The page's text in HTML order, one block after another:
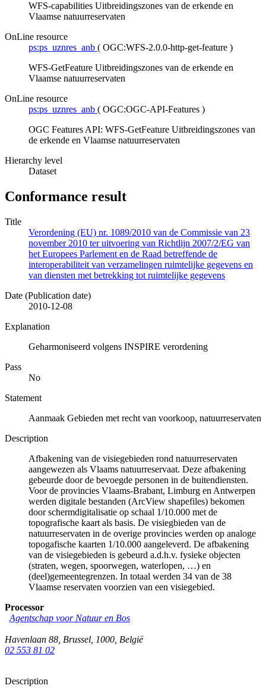
WFS-capabilities Uitbreidingszones van de erkende en
Vlaamse natuurreservaten
OnLine resource
ps:ps_uznres_anb ( OGC:WFS-2.0.0-http-get-feature )
WFS-GetFeature Uitbreidingszones van de erkende en
Vlaamse natuurreservaten
OnLine resource
ps:ps_uznres_anb ( OGC:OGC-API-Features )
OGC Features API: WFS-GetFeature Uitbreidingszones van
de erkende en Vlaamse natuurreservaten
Hierarchy level
Dataset
Conformance result
Title
Verordening (EU) nr. 1089/2010 van de Commissie van 23
november 2010 ter uitvoering van Richtlijn 2007/2/EG van
het Europees Parlement en de Raad betreffende de
interoperabiliteit van verzamelingen ruimtelijke gegevens en
van diensten met betrekking tot ruimtelijke gegevens
Date (Publication date)
2010-12-08
Explanation
Geharmoniseerd volgens INSPIRE verordening
Pass
No
Statement
Aanmaak Gebieden met recht van voorkoop, natuurreservaten
Description
Afbakening van de visiegebieden rond natuurreservaten
aangewezen als Vlaams natuurreservaat. Deze afbakening
gebeurde door de bevoegde personen in de buitendiensten.
Voor de provincies Vlaams-Brabant, Limburg en Antwerpen
werden digitale bestanden (ArcView shapefiles) bekomen
door schermdigitalisatie op schaal 1/10.000 met de
topografische kaart als basis. De visiegbieden van de
natuurreservaten in de overige provincies werden op analoge
topogafische kaarten 1/10.000 aangeleverd. De afbakening
van de visiegebieden is gebeurd a.d.h.v. fysieke objecten
(straten, wegen, spoorwegen, waterlopen, …) en
(deel)gemeentegrenzen. In totaal werden 34 van de 38
Vlaamse reservaten voorzien van een visiegebied.
Processor
Agentschap voor Natuur en Bos
Havenlaan 88 Brussel 1000 België
02 553 81 02
Description